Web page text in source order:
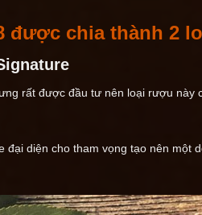
được chia thành 2
rất được đầu tư nên loại rượu
đại diện cho tham vọng tạo nên